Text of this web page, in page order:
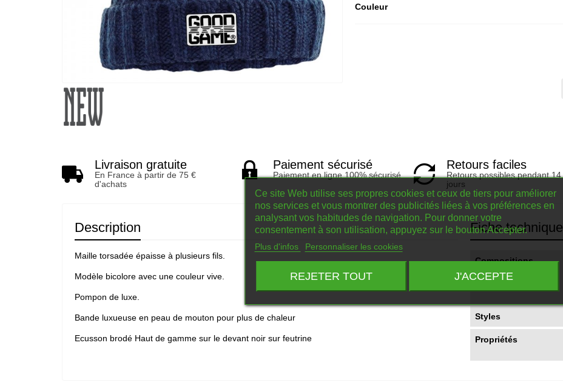
Couleur
Livraison gratuite
En France à partir de 75 €
d'achats
Paiement sécurisé
Paiement en ligne 100% sécurisé
Retours faciles
Retours possibles pendant 14
jours
Description
Maille torsadée épaisse à plusieurs fils.
Modèle bicolore avec une couleur vive.
Pompon de luxe.
Bande luxueuse en peau de mouton pour plus de chaleur
Ecusson brodé Haut de gamme sur le devant noir sur feutrine
Fiche technique
Compositions
Styles
Propriétés
Ce site Web utilise ses propres cookies et ceux de tiers pour améliorer
nos services et vous montrer des publicités liées à vos préférences en
analysant vos habitudes de navigation. Pour donner votre
consentement à son utilisation, appuyez sur le bouton Accepter.
Plus d'infos Personnaliser les cookies
REJETER TOUT J'ACCEPTE